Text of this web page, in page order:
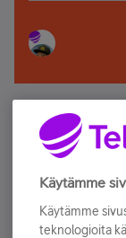
Älä jää
Tilaa Telian
sähköpostiisi.
Käytämme
Käytämme
teknologioita